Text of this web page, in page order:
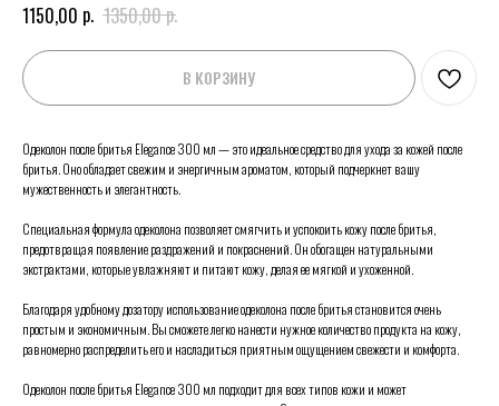
1150,00 р. 1350,00р.
В КОРЗИНУ
Одеколон после бритья Elegance 300 мл — это идеальное средство для ухода за кожей после
бритья. Оно обладает свежим и энергичным ароматом, который подчеркнет вашу
мужественность и элегантность.
Специальная формула одеколона позволяет смягчить и успокоить кожу после бритья,
предотвращая появление раздражений и покраснений. Он обогащен натуральными
экстрактами, которые увлажняют и питают кожу, делая ее мягкой и ухоженной.
Благодаря удобному дозатору использование одеколона после бритья становится очень
простым и экономичным. Вы сможете легко нанести нужное количество продукта на кожу,
равномерно распределить его и насладиться приятным ощущением свежести и комфорта.
Одеколон после бритья Elegance 300 мл подходит для всех типов кожи и может